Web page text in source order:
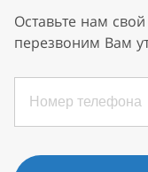
Оставьте нам
перезвоним Вам